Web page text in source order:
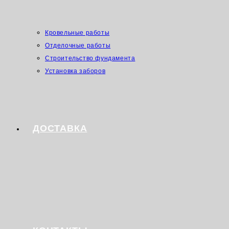
Кровельные работы
Отделочные работы
Строительство фундамента
Установка заборов
ДОСТАВКА